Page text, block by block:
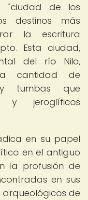
"ciudad de los
destinos más
la escritura
Esta ciudad,
del río Nilo,
cantidad de
y tumbas que
y jeroglíficos
en su papel
en el antiguo
la profusión de
en sus
arqueológicos de